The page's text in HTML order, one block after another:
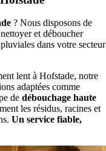
? Nous disposons de
et déboucher
dans votre secteur
lent à Hofstade, notre
adaptées comme
de débouchage haute
les résidus, racines et
Un service fiable,